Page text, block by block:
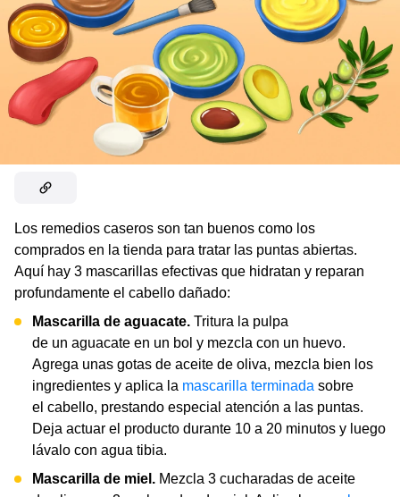
Los remedios caseros son tan buenos como los
comprados en la tienda para tratar las puntas abiertas.
Aquí hay 3 mascarillas efectivas que hidratan y reparan
profundamente el cabello dañado:
Mascarilla de aguacate. Tritura la pulpa
de un aguacate en un bol y mezcla con un huevo.
Agrega unas gotas de aceite de oliva, mezcla bien los
ingredientes y aplica la mascarilla terminada sobre
el cabello, prestando especial atención a las puntas.
Deja actuar el producto durante 10 a 20 minutos y luego
lávalo con agua tibia.
Mascarilla de miel. Mezcla 3 cucharadas de aceite